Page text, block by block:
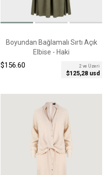
Boyundan Bağlamalı Sırtı Açık
Elbise - Haki
$156.60 2 ve Üzeri
$125,28 usd